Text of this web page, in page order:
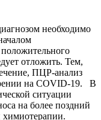
необходимо
отложить. Тем,
ПЦР-анализ
на COVID-19. В
ситуации
на более поздний
химиотерапии.